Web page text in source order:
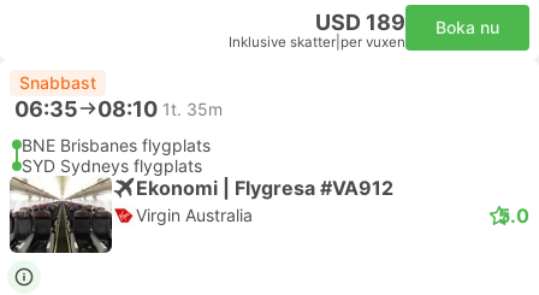
USD 189
Inklusive skatter per vuxen
Boka nu
Snabbast
06:35 08:10 1t. 35m
BNE Brisbanes flygplats
SYD Sydneys flygplats
Ekonomi | Flygresa #VA912
Virgin Australia 5.0